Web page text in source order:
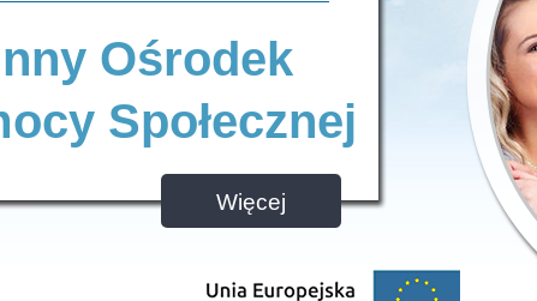
Ośrodek
Społecznej
Więcej